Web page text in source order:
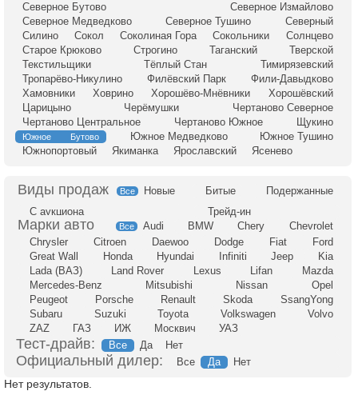
Северное Бутово
Северное Измайлово
Северное Медведково
Северное Тушино
Северный
Силино
Сокол Соколиная Гора Сокольники
Солнцево
Старое Крюково
Строгино Таганский
Тверской
Текстильщики
Тёплый Стан
Тимирязевский
Тропарёво-Никулино
Филёвский Парк
Фили-Давыдково
Хамовники
Ховрино Хорошёво-Мнёвники
Хорошёвский
Царицыно
Черёмушки
Чертаново Северное
Чертаново Центральное
Чертаново Южное Щукино
Южное Бутово Южное Медведково
Южное Тушино
Южнопортовый
Якиманка Ярославский Ясенево
Все Новые Битые
Подержанные
С аукциона
Трейд-ин
Все Audi BMW Chery
Chevrolet
Chrysler
Citroen Daewoo Dodge Fiat
Ford
Great Wall
Honda Hyundai Infiniti Jeep
Kia
Lada (ВАЗ)
Land Rover Lexus Lifan
Mazda
Mercedes-Benz
Mitsubishi Nissan
Opel
Peugeot
Porsche Renault Skoda
SsangYong
Subaru
Suzuki Toyota Volkswagen
Volvo
ZAZ
ГАЗ ИЖ Москвич УАЗ
Тест-драйв: Все Да Нет
Официальный дилер: Все Да Нет
Нет результатов.